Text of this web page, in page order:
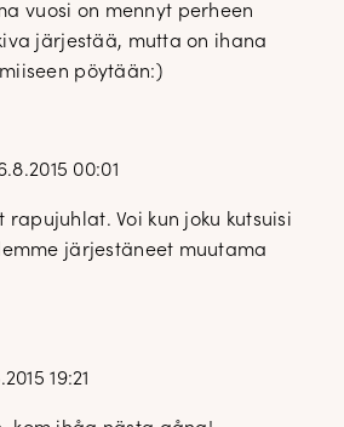
vuosi on mennyt perheen
järjestää, mutta on ihana
pöytään:)
00:01
rapujuhlat. Voi kun joku kutsuisi
järjestäneet muutama
19:21